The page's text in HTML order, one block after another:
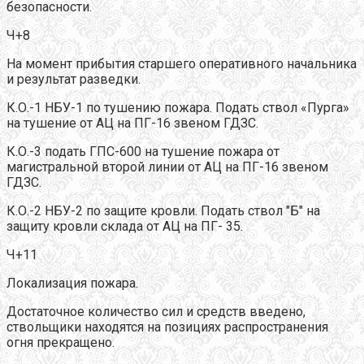
безопасности.
Ч+8
На момент прибытия старшего оперативного начальника
и результат разведки.
К.О.-1 НБУ-1 по тушению пожара. Подать ствол «Пурга»
на тушение от АЦ на ПГ-16 звеном ГДЗС.
К.О.-3 подать ГПС-600 на тушение пожара от
магистральной второй линии от АЦ на ПГ-16 звеном
ГДЗС.
К.О.-2 НБУ-2 по защите кровли. Подать ствол "Б" на
защиту кровли склада от АЦ на ПГ- 35.
Ч+11
Локализация пожара.
Достаточное количество сил и средств введено,
ствольщики находятся на позициях распространения
огня прекращено.